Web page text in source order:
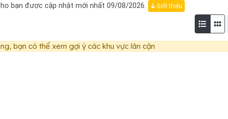
bạn được cập nhật mới nhất 09/08/2026. Giới thiệu
bạn có thể xem gợi ý các khu vực lân cận